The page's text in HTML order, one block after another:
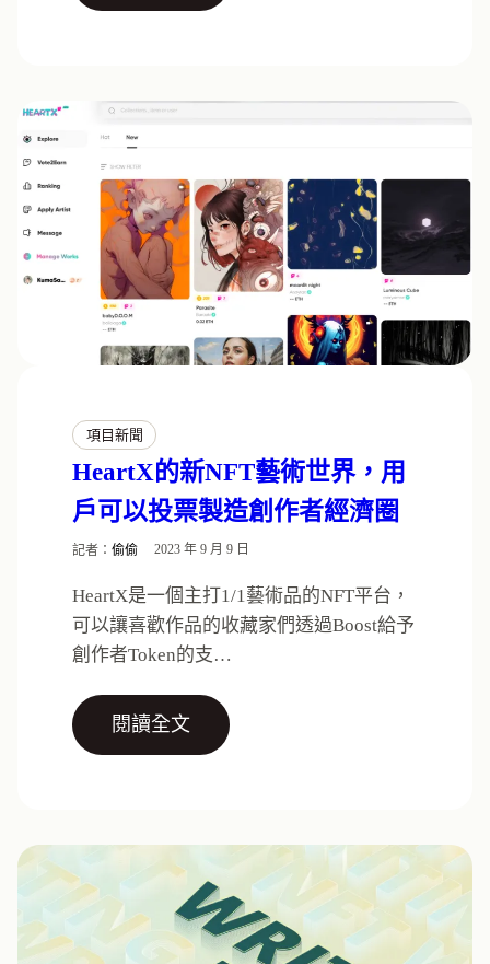
項目新聞
HeartX的新NFT藝術世界，用
戶可以投票製造創作者經濟圈
記者： 偷偷 2023 年 9 月 9 日
HeartX是一個主打1/1藝術品的NFT平台，
可以讓喜歡作品的收藏家們透過Boost給予
創作者Token的支…
閱讀全文